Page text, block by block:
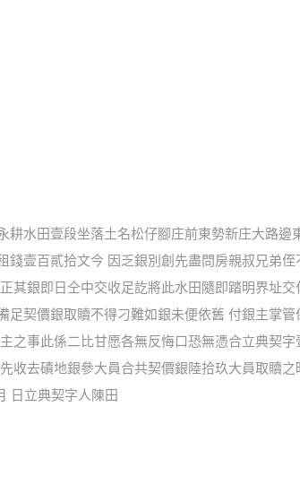
水田壹段坐落土名松仔腳庄前東勢新庄大路
壹百貳拾文今 因乏銀別創先盡問房親叔兄弟
其銀即日仝中交收足訖將此水田隨即踏明界址
契價銀取贖不得刁難如銀未便依舊 付銀主掌
之事此係二比甘愿各無反悔口恐無憑合立典契
收去磧地銀參大員合共契價銀陸拾玖大員取贖
日立典契字人陳田